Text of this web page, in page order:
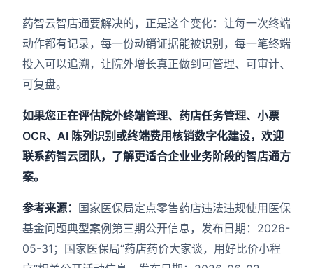
药智云智店通要解决的，正是这个变化：让每一次终端
动作都有记录，每一份动销证据能被识别，每一笔终端
投入可以追溯，让院外增长真正做到可管理、可审计、
可复盘。
如果您正在评估院外终端管理、药店任务管理、小票
OCR、AI 陈列识别或终端费用核销数字化建设，欢迎
联系药智云团队，了解更适合企业业务阶段的智店通方
案。
参考来源： 国家医保局定点零售药店违法违规使用医保
基金问题典型案例第三期公开信息，发布日期：2026-
05-31；国家医保局“药店药价大家谈，用好比价小程